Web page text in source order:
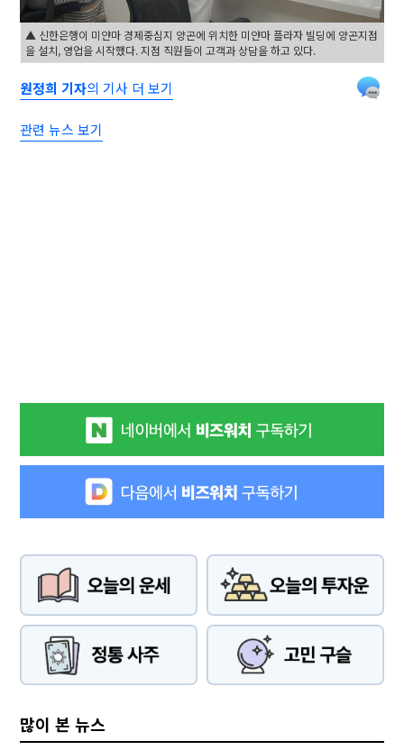
▲ 신한은행이 미얀마 경제중심지 양곤에 위치한 미얀마 플라자 빌딩에 양곤지점
을 설치, 영업을 시작했다. 지점 직원들이 고객과 상담을 하고 있다.
원정희 기자의 기사 더 보기
관련 뉴스 보기
많이 본 뉴스